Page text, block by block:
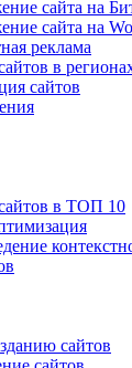
сайта на
сайта на
реклама
в
сайтов
в ТОП 10
сайтов